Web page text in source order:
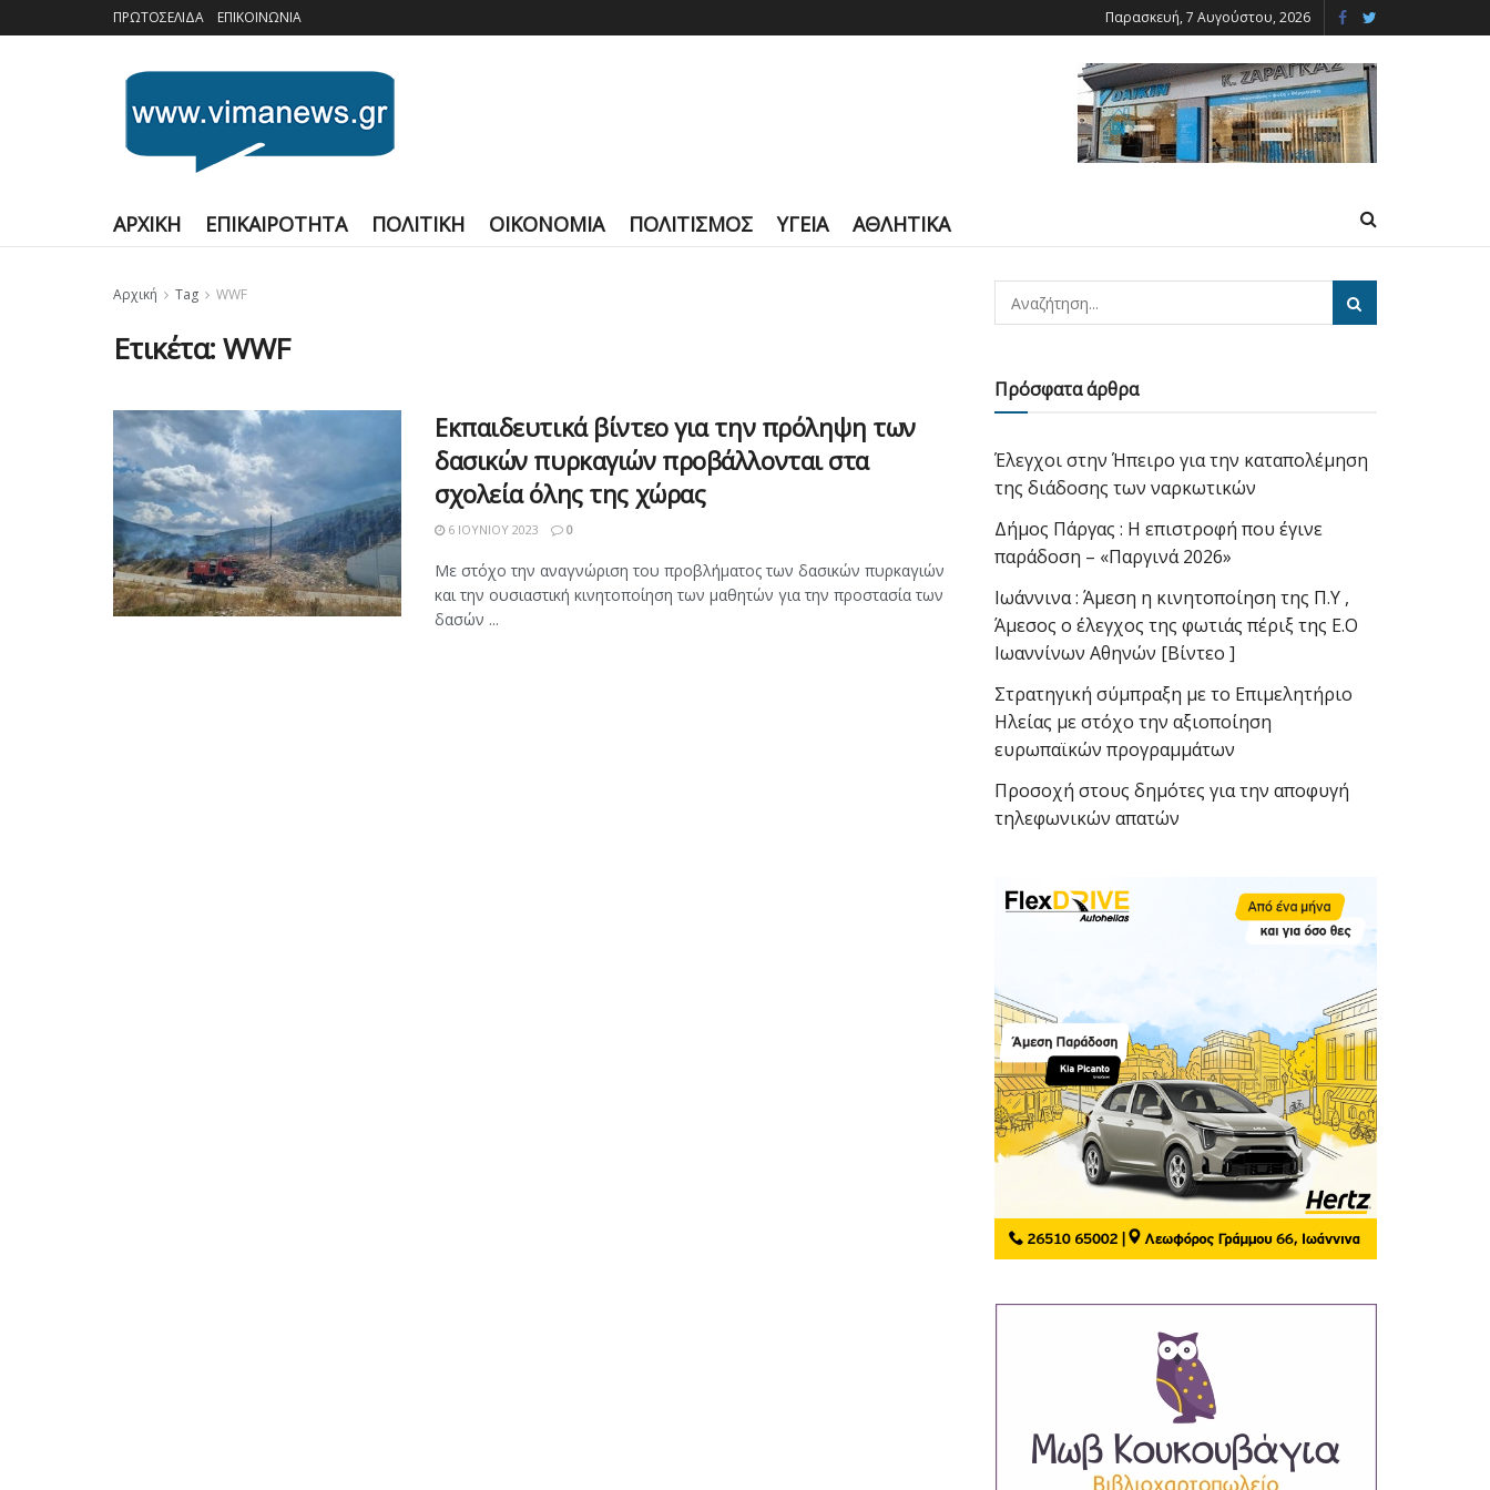
ΠΡΩΤΟΣΕΛΙΔΑ ΕΠΙΚΟΙΝΩΝΙΑ Παρασκευή, 7 Αυγούστου, 2026
ΑΡΧΙΚΗ ΕΠΙΚΑΙΡΟΤΗΤΑ ΠΟΛΙΤΙΚΗ ΟΙΚΟΝΟΜΙΑ ΠΟΛΙΤΙΣΜΟΣ ΥΓΕΙΑ ΑΘΛΗΤΙΚΑ
Αρχική Tag WWF
Ετικέτα:WWF
Εκπαιδευτικά βίντεο για την πρόληψη των
δασικών πυρκαγιών προβάλλονται στα
σχολεία όλης της χώρας
6 ΙΟΥΝΊΟΥ 2023 0
Με στόχο την αναγνώριση του προβλήματος των δασικών πυρκαγιών
και την ουσιαστική κινητοποίηση των μαθητών για την προστασία των
δασών ...
Πρόσφατα άρθρα
Έλεγχοι στην Ήπειρο για την καταπολέμηση
της διάδοσης των ναρκωτικών
Δήμος Πάργας : Η επιστροφή που έγινε
παράδοση – «Παργινά 2026»
Ιωάννινα : Άμεση η κινητοποίηση της Π.Υ ,
Άμεσος ο έλεγχος της φωτιάς πέριξ της Ε.Ο
Ιωαννίνων Αθηνών [Βίντεο ]
Στρατηγική σύμπραξη με το Επιμελητήριο
Ηλείας με στόχο την αξιοποίηση
ευρωπαϊκών προγραμμάτων
Προσοχή στους δημότες για την αποφυγή
τηλεφωνικών απατών